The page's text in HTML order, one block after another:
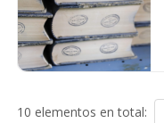
10 elementos en total: